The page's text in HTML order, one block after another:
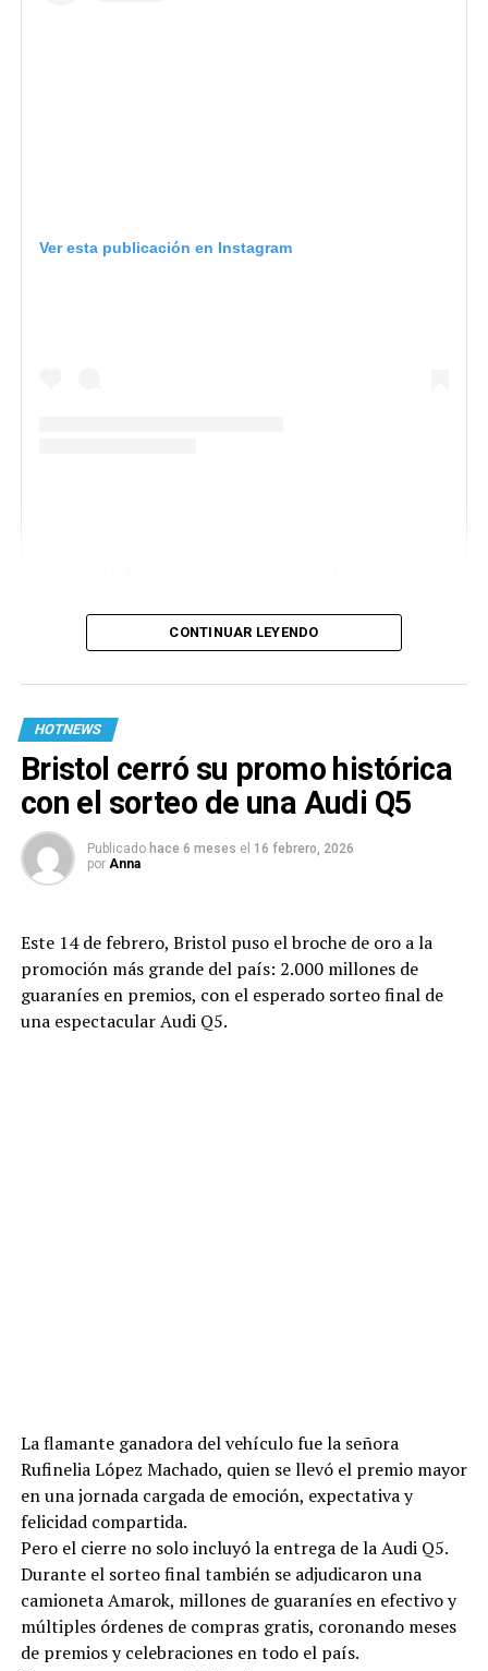
Ver esta publicación en Instagram
CONTINUAR LEYENDO
HOTNEWS
Bristol cerró su promo histórica
con el sorteo de una Audi Q5
Publicado hace 6 meses el 16 febrero, 2026
por Anna
Este 14 de febrero, Bristol puso el broche de oro a la
promoción más grande del país: 2.000 millones de
guaraníes en premios, con el esperado sorteo final de
una espectacular Audi Q5.
La flamante ganadora del vehículo fue la señora
Rufinelia López Machado, quien se llevó el premio mayor
en una jornada cargada de emoción, expectativa y
felicidad compartida.
Pero el cierre no solo incluyó la entrega de la Audi Q5.
Durante el sorteo final también se adjudicaron una
camioneta Amarok, millones de guaraníes en efectivo y
múltiples órdenes de compras gratis, coronando meses
de premios y celebraciones en todo el país.